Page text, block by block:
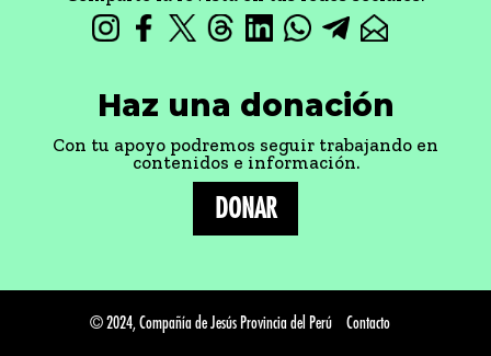
Haz una donación
Con tu apoyo podremos seguir trabajando en
contenidos e información.
DONAR
© 2024, Compañía de Jesús Provincia del Perú Contacto